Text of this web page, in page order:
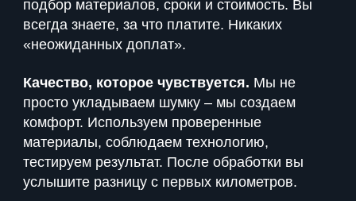
подбор материалов, сроки и стоимость. Вы
всегда знаете, за что платите. Никаких
«неожиданных доплат».
Качество, которое чувствуется. Мы не
просто укладываем шумку – мы создаем
комфорт. Используем проверенные
материалы, соблюдаем технологию,
тестируем результат. После обработки вы
услышите разницу с первых километров.